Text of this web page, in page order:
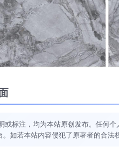
或标注，均为本站原创发布。任何
如若本站内容侵犯了原著者的合法